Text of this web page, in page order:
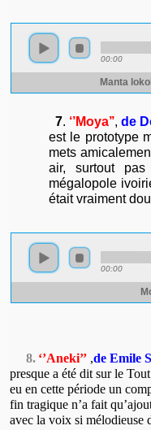
7. ‘’Moya’’, de
est le prototype
mets
air, surtout pas
mégalopole
était vraiment
8. ‘’Aneki’’ ,de Emile
presque a été dit sur le
eu en cette période un
fin tragique n’a fait
avec la voix si mélodieuse